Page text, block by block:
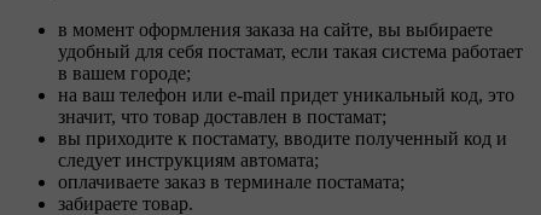
в момент оформления заказа на сайте, вы выбираете
удобный для себя постамат, если такая система работает
в вашем городе;
на ваш телефон или e-mail придет уникальный код, это
значит, что товар доставлен в постамат;
вы приходите к постамату, вводите полученный код и
следует инструкциям автомата;
оплачиваете заказ в терминале постамата;
забираете товар.